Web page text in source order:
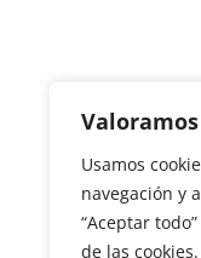
Usamos
navegación y
“Aceptar
de las cookies.